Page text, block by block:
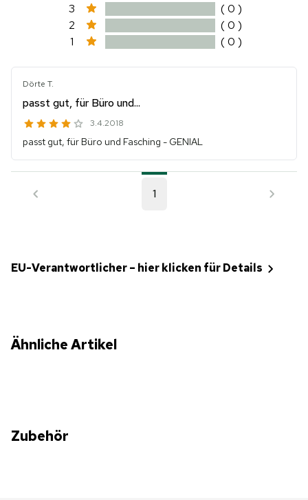
3
( 0 )
2
( 0 )
1
( 0 )
Dörte T.
passt gut, für Büro und...
3.4.2018
passt gut, für Büro und Fasching - GENIAL
1
EU-Verantwortlicher – hier klicken für Details
Ähnliche Artikel
Zubehör